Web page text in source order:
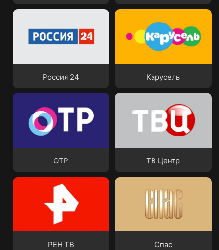
Россия 24 Карусель
ОТР ТВ Центр
РЕН ТВ Спас